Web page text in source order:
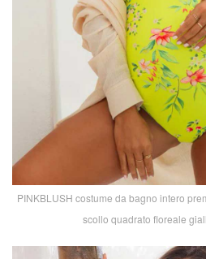
PINKBLUSH costume da bagno intero
scollo quadrato floreale